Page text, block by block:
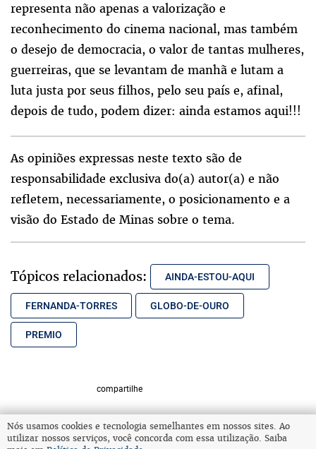
representa não apenas a valorização e
reconhecimento do cinema nacional, mas também
o desejo de democracia, o valor de tantas mulheres,
guerreiras, que se levantam de manhã e lutam a
luta justa por seus filhos, pelo seu país e, afinal,
depois de tudo, podem dizer: ainda estamos aqui!!!
As opiniões expressas neste texto são de
responsabilidade exclusiva do(a) autor(a) e não
refletem, necessariamente, o posicionamento e a
visão do Estado de Minas sobre o tema.
Tópicos relacionados: AINDA-ESTOU-AQUI
FERNANDA-TORRES GLOBO-DE-OURO
PREMIO
compartilhe
VOLTAR AO TOPO
Nós usamos cookies e tecnologia semelhantes em nossos sites. Ao
utilizar nossos serviços, você concorda com essa utilização. Saiba